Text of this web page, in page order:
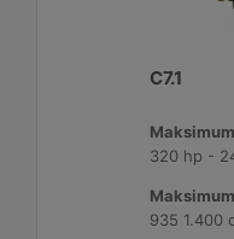
C7.1
320 hp -